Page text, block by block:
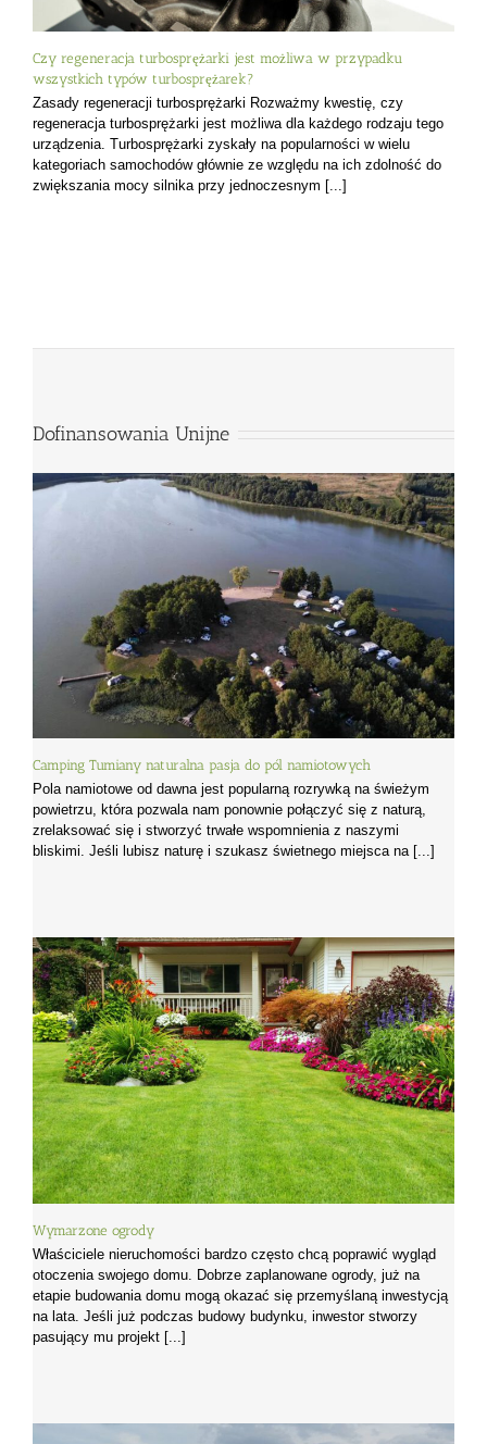
Czy regeneracja turbosprężarki jest możliwa w przypadku
wszystkich typów turbosprężarek?
Zasady regeneracji turbosprężarki Rozważmy kwestię, czy
regeneracja turbosprężarki jest możliwa dla każdego rodzaju tego
urządzenia. Turbosprężarki zyskały na popularności w wielu
kategoriach samochodów głównie ze względu na ich zdolność do
zwiększania mocy silnika przy jednoczesnym [...]
Dofinansowania Unijne
Camping Tumiany naturalna pasja do pól namiotowych
Pola namiotowe od dawna jest popularną rozrywką na świeżym
powietrzu, która pozwala nam ponownie połączyć się z naturą,
zrelaksować się i stworzyć trwałe wspomnienia z naszymi
bliskimi. Jeśli lubisz naturę i szukasz świetnego miejsca na [...]
Wymarzone ogrody
Właściciele nieruchomości bardzo często chcą poprawić wygląd
otoczenia swojego domu. Dobrze zaplanowane ogrody, już na
etapie budowania domu mogą okazać się przemyślaną inwestycją
na lata. Jeśli już podczas budowy budynku, inwestor stworzy
pasujący mu projekt [...]